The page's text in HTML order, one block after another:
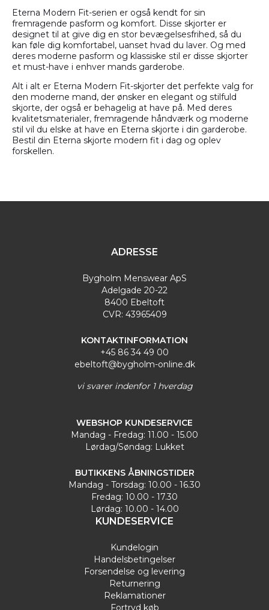
Eterna Modern Fit-serien er også kendt for sin
fremragende pasform og komfort. Disse skjorter er
designet til at give dig en stor bevægelsesfrihed, så du
kan føle dig komfortabel, uanset hvad du laver. Og med
deres moderne pasform og klassiske stil er disse skjorter
et must-have i enhver mands garderobe.
Alt i alt er Eterna Modern Fit-skjorter det perfekte valg for
den moderne mand, der ønsker en elegant og stilfuld
skjorte, der også er behagelig at have på. Med deres
kvalitetsmaterialer, fremragende håndværk og moderne
stil vil du elske at have en Eterna skjorte i din garderobe.
Bestil din Eterna skjorte modern fit i dag og oplev
forskellen.
ADRESSE
Bygholm Menswear ApS
Adelgade 20-22
8400 Ebeltoft
CVR: 43965409
KONTAKTINFORMATION
+45 86 34 49 00
ebeltoft@bygholm-online.dk
vi svarer indenfor 1 hverdag
WEBSHOP KUNDESERVICE
Mandag - Fredag: 11.00 - 15.00
Lørdag/Søndag: Lukket
BUTIKKENS ÅBNINGSTIDER
Mandag - Torsdag: 10.00 - 16.30
Fredag: 10.00 - 17.30
Lørdag: 10.00 - 14.00
KUNDESERVICE
Kundelogin
Handelsbetingelser
Forsendelse og levering
Returnering
Reklamationer
Fortryd køb